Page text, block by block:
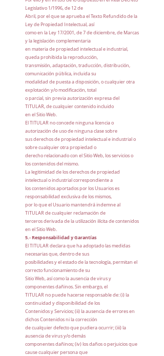
Legislativo 1/1996, de 12 de
Abril, por el que se aprueba el Texto Refundido de la
Ley de Propiedad Intelectual, así
como en la Ley 17/2001, de 7 de diciembre, de Marcas
y la legislación complementaria
en materia de propiedad intelectual e industrial,
queda prohibida la reproducción,
transmisión, adaptación, traducción, distribución,
comunicación pública, incluida su
modalidad de puesta a disposición, o cualquier otra
explotación y/o modificación, total
o parcial, sin previa autorización expresa del
TITULAR, de cualquier contenido incluido
en el Sitio Web.
El TITULAR no concede ninguna licencia o
autorización de uso de ninguna clase sobre
sus derechos de propiedad intelectual e industrial o
sobre cualquier otra propiedad o
derecho relacionado con el Sitio Web, los servicios o
los contenidos del mismo.
La legitimidad de los derechos de propiedad
intelectual o industrial correspondiente a
los contenidos aportados por los Usuarios es
responsabilidad exclusiva de los mismos,
por lo que el Usuario mantendrá indemne al
TITULAR de cualquier reclamación de
terceros derivada de la utilización ilícita de contenidos
en el Sitio Web.
5.- Responsabilidad y Garantías
El TITULAR declara que ha adoptado las medidas
necesarias que, dentro de sus
posibilidades y el estado de la tecnología, permitan el
correcto funcionamiento de su
Sitio Web, así como la ausencia de virus y
componentes dañinos. Sin embargo, el
TITULAR no puede hacerse responsable de: (i) la
continuidad y disponibilidad de los
Contenidos y Servicios; (ii) la ausencia de errores en
dichos Contenidos ni la corrección
de cualquier defecto que pudiera ocurrir; (iii) la
ausencia de virus y/o demás
componentes dañinos; (iv) los daños o perjuicios que
cause cualquier persona que